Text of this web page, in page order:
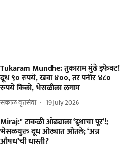
Tukaram Mundhe: तुकाराम मुंढे इफेक्ट!
दूध ९० रुपये, खवा ४००, तर पनीर ४८०
रुपये किलो, भेसळीला लगाम
सकाळ वृत्तसेवा 19 July 2026
Miraj:" टाकळी ओढ्याला ‘दुधाचा पूर’!;
भेसळयुक्त दूध ओढ्यात ओतले; ‘अन्न
औषध’ची धास्ती?